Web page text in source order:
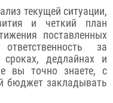
текущей ситуации,
и четкий план
поставленных
за
дедлайнах и
вы точно знаете, с
бюджет закладывать